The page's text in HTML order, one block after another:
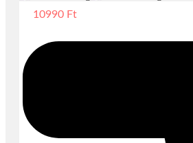
10990 Ft